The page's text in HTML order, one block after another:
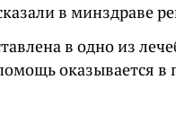
в минздраве
в одно из
оказывается